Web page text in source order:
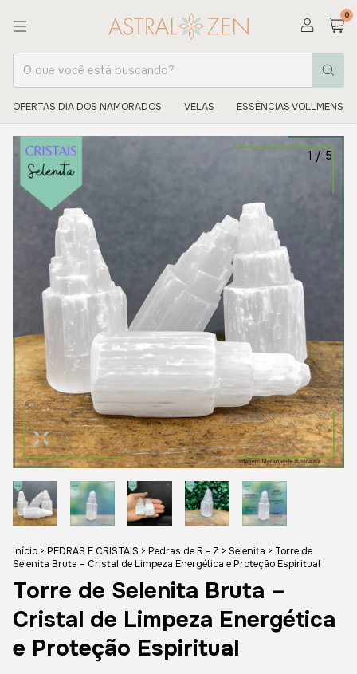
0
OFERTAS DIA DOS NAMORADOS VELAS ESSÊNCIAS VOLLMENS
1 / 5
Início > PEDRAS E CRISTAIS > Pedras de R - Z > Selenita > Torre de
Selenita Bruta – Cristal de Limpeza Energética e Proteção Espiritual
Torre de Selenita Bruta –
Cristal de Limpeza Energética
e Proteção Espiritual